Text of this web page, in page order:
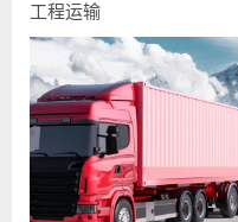
工程运输